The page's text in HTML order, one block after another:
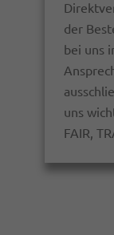
der
bei uns
uns
FAIR,